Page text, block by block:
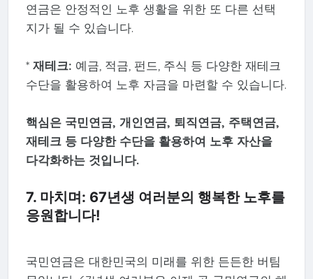
연금은 안정적인 노후 생활을 위한 또 다른 선택
지가 될 수 있습니다.
* 재테크: 예금, 적금, 펀드, 주식 등 다양한 재테크
수단을 활용하여 노후 자금을 마련할 수 있습니다.
핵심은 국민연금, 개인연금, 퇴직연금, 주택연금,
재테크 등 다양한 수단을 활용하여 노후 자산을
다각화하는 것입니다.
7. 마치며: 67년생 여러분의 행복한 노후를
응원합니다!
국민연금은 대한민국의 미래를 위한 든든한 버팀